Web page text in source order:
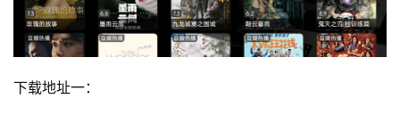
下载地址一：